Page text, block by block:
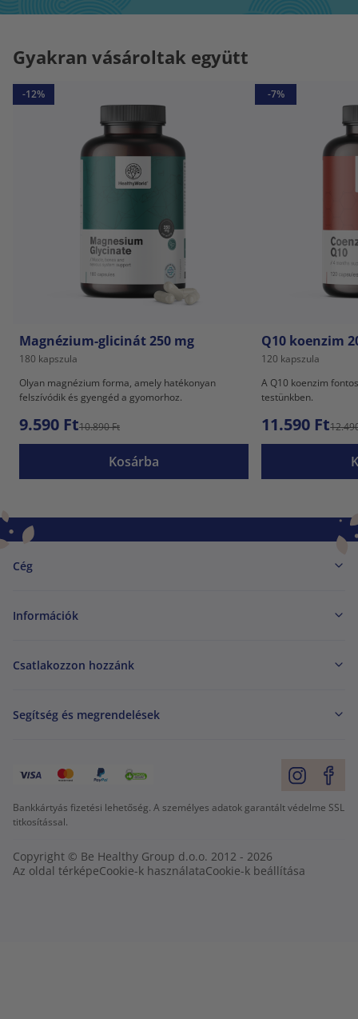
Gyakran vásároltak együtt
-12%
Magnézium-glicinát 250 mg
180 kapszula
Olyan magnézium forma, amely hatékonyan
felszívódik és gyengéd a gyomorhoz.
9.590 Ft10.890 Ft
Kosárba
-7%
Q10 koenzim
120 kapszula
A Q10 koenzim
testünkben.
11.590 Ft
Cég
Információk
Csatlakozzon hozzánk
Segítség és megrendelések
Bankkártyás fizetési lehetőség. A személyes adatok garantált védelme SSL
titkosítással.
Copyright © Be Healthy Group d.o.o. 2012 - 2026
Az oldal térképeCookie-k használataCookie-k beállítása